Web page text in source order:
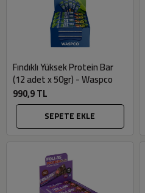
Fındıklı Yüksek Protein Bar
(12 adet x 50gr) - Waspco
990,9 TL
SEPETE EKLE